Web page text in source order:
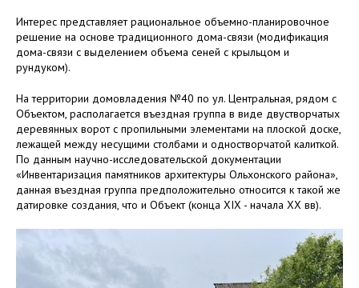
Интерес представляет рациональное объемно-планировочное
решение на основе традиционного дома-связи (модификация
дома-связи с выделением объема сеней с крыльцом и
рундуком).
На территории домовладения №40 по ул. Центральная, рядом с
Объектом, располагается въездная группа в виде двустворчатых
деревянных ворот с пропильными элементами на плоской доске,
лежащей между несущими столбами и одностворчатой калиткой.
По данным научно-исследовательской документации
«Инвентаризация памятников архитектуры Ольхонского района»,
данная въездная группа предположительно относится к такой же
датировке создания, что и Объект (конца ХIХ - начала XX вв).